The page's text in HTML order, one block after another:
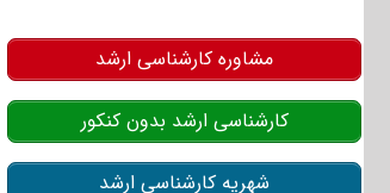
مشاوره کارشناسی ارشد
کارشناسی ارشد بدون کنکور
شهریه کارشناسی ارشد